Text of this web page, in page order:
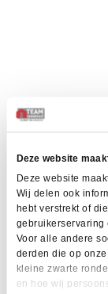
Deze website
Deze website
Wij delen ook
hebt verstrekt of
Voor alle andere
derden die op
kleine zwarte
en hoe wij